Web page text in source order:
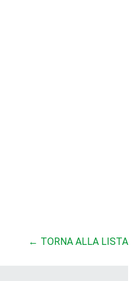
← TORNA ALLA LISTA